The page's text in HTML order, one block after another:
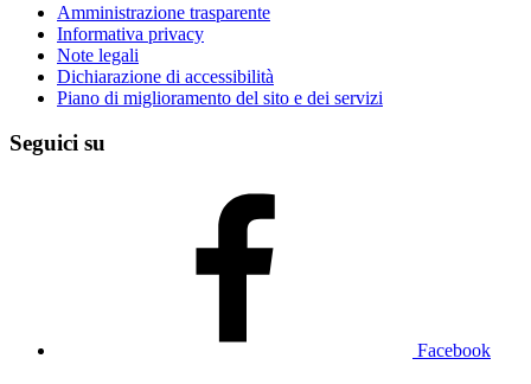
Amministrazione trasparente
Informativa privacy
Note legali
Dichiarazione di accessibilità
Piano di miglioramento del sito e dei servizi
Seguici su
Facebook